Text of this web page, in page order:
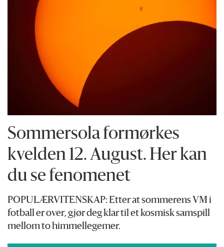
Sommersola formørkes
kvelden 12. August. Her kan
du se fenomenet
POPULÆRVITENSKAP: Etter at sommerens VM i
fotball er over, gjør deg klar til et kosmisk samspill
mellom to himmellegemer.